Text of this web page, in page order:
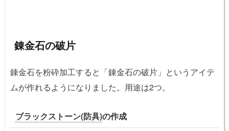
錬金石の破片
錬金石を粉砕加工すると「錬金石の破片」というアイテ
ムが作れるようになりました。用途は2つ。
ブラックストーン(防具)の作成